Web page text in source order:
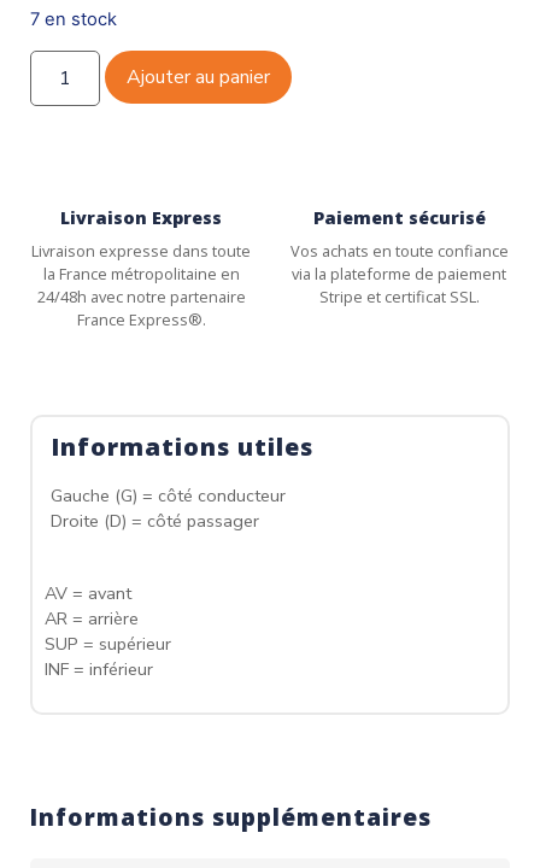
7 en stock
Ajouter au panier
Livraison Express
Livraison expresse dans toute
la France métropolitaine en
24/48h avec notre partenaire
France Express®.
Paiement sécurisé
Vos achats en toute confiance
via la plateforme de paiement
Stripe et certificat SSL.
Informations utiles
Gauche (G) = côté conducteur
Droite (D) = côté passager
AV = avant
AR = arrière
SUP = supérieur
INF = inférieur
Informations supplémentaires